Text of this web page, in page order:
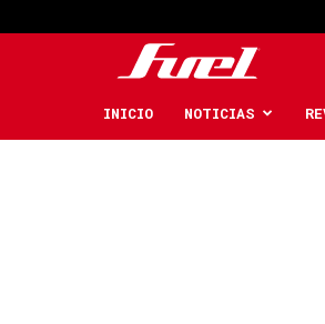
INICIO NOTICIAS